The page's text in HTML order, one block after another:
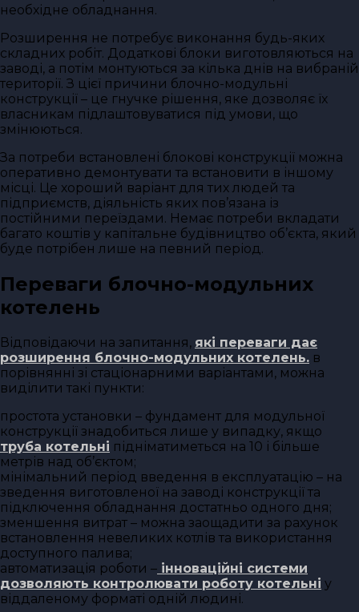
необхідне обладнання.
Розширення не потребує виконання будь-яких
складних робіт. Додаткові блоки виготовляються на
заводі, а потім монтуються за кілька днів на вибраній
території. З цієї причини блочно-модульні
конструкції – це гнучке рішення, яке дозволяє їх
власникам підлаштовуватися під умови, що
змінюються.
За потреби встановлені блокові конструкції можна
оперативно демонтувати та встановити в іншому
місці. Це хороший варіант для тих людей та
підприємств, діяльність яких пов’язана із
постійними переїздами. Немає потреби вкладати
багато коштів у капітальне будівництво об’єкта, який
буде потрібен лише на певний період.
Переваги блочно-модульних
котелень
Відповідаючи на запитання, які переваги дає
розширення блочно-модульних котелень. в
порівнянні зі стаціонарними варіантами, можна
виділити такі пункти:
простота установки – фундамент для модульної
конструкції знадобиться лише у випадку, якщо
труба котельні підніматиметься на 10 і більше
метрів над об’єктом;
мінімальний період введення в експлуатацію – на
зведення виготовленої на заводі конструкції та
підключення обладнання достатньо одного дня;
зменшення витрат – можна заощадити за рахунок
встановлення невеликих котлів та використання
доступного палива;
автоматизація роботи – інноваційні системи
дозволяють контролювати роботу котельні у
віддаленому форматі одній людині.